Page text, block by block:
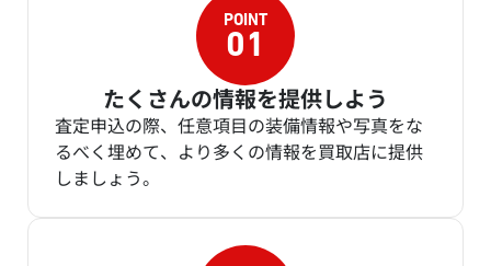
たくさんの情報を提供しよう
査定申込の際、任意項目の装備情報や写真をな
るべく埋めて、より多くの情報を買取店に提供
しましょう。